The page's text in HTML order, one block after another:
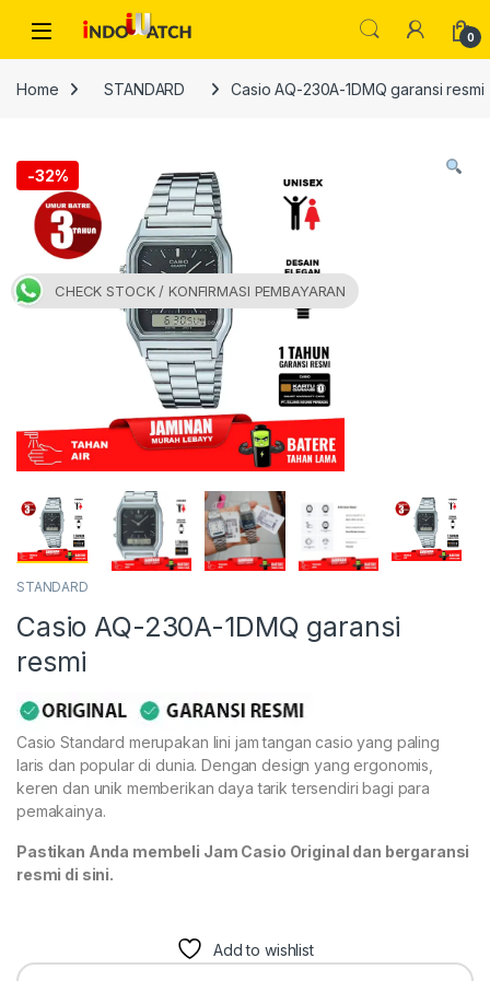
Open 0
Home STANDARD Casio AQ-230A-1DMQ garansi resmi
-32%
STANDARD
Casio AQ-230A-1DMQ garansi
resmi
Casio Standard merupakan lini jam tangan casio yang paling
laris dan popular di dunia. Dengan design yang ergonomis,
keren dan unik memberikan daya tarik tersendiri bagi para
pemakainya.
Pastikan Anda membeli Jam Casio Original dan bergaransi
resmi di sini.
Add to wishlist
CHECK STOCK / KONFIRMASI PEMBAYARAN